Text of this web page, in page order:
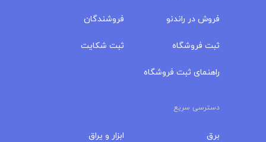
فروش در راندنو
ثبت فروشگاه
راهنمای ثبت فروشگاه
فروشندگان
ثبت شکایت
دسترسی سریع
برق ابزار و یراق